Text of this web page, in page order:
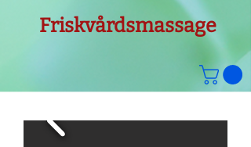
Friskvårdsmassage